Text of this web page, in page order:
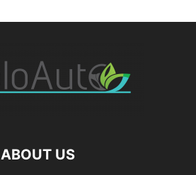
ABOUT US